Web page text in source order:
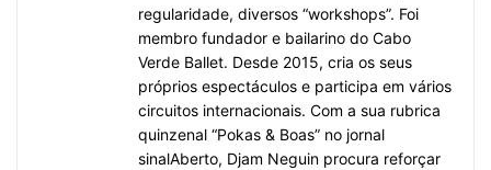
regularidade, diversos “workshops”. Foi
membro fundador e bailarino do Cabo
Verde Ballet. Desde 2015, cria os seus
próprios espectáculos e participa em vários
circuitos internacionais. Com a sua rubrica
quinzenal “Pokas & Boas” no jornal
sinalAberto, Djam Neguin procura reforçar